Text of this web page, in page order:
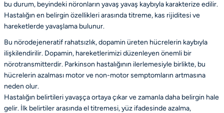
bu durum, beyindeki nöronların yavaş yavaş kaybıyla karakterize edilir.
Hastalığın en belirgin özellikleri arasında titreme, kas rijiditesi ve
hareketlerde yavaşlama bulunur.
Bu nörodejeneratif rahatsızlık, dopamin üreten hücrelerin kaybıyla
ilişkilendirilir. Dopamin, hareketlerimizi düzenleyen önemli bir
nörotransmitterdir. Parkinson hastalığının ilerlemesiyle birlikte, bu
hücrelerin azalması motor ve non-motor semptomların artmasına
neden olur.
Hastalığın belirtileri yavaşça ortaya çıkar ve zamanla daha belirgin hale
gelir. İlk belirtiler arasında el titremesi, yüz ifadesinde azalma,